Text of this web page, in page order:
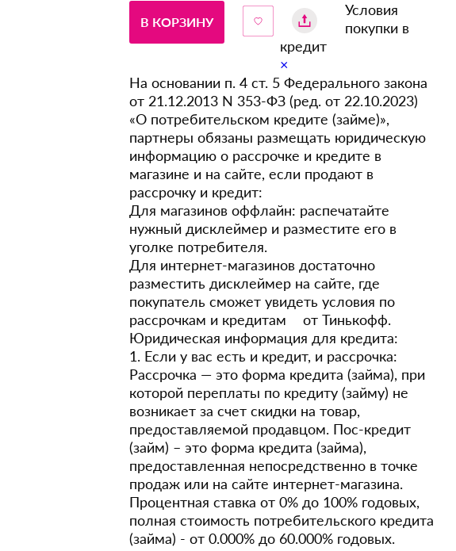
В КОРЗИНУ
Условия
покупки в
кредит
×
На основании п. 4 ст. 5 Федерального закона
от 21.12.2013 N 353-ФЗ (ред. от 22.10.2023)
«О потребительском кредите (займе)»,
партнеры обязаны размещать юридическую
информацию о рассрочке и кредите в
магазине и на сайте, если продают в
рассрочку и кредит:
Для магазинов оффлайн: распечатайте
нужный дисклеймер и разместите его в
уголке потребителя.
Для интернет-магазинов достаточно
разместить дисклеймер на сайте, где
покупатель сможет увидеть условия по
рассрочкам и кредитам от Тинькофф.
Юридическая информация для кредита:
1. Если у вас есть и кредит, и рассрочка:
Рассрочка — это форма кредита (займа), при
которой переплаты по кредиту (займу) не
возникает за счет скидки на товар,
предоставляемой продавцом. Пос-кредит
(займ) – это форма кредита (займа),
предоставленная непосредственно в точке
продаж или на сайте интернет-магазина.
Процентная ставка от 0% до 100% годовых,
полная стоимость потребительского кредита
(займа) - от 0.000% до 60.000% годовых.